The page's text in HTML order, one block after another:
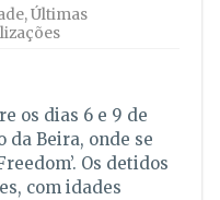
,Últimas
os dias 6 e 9 de
da Beira, onde se
Os detidos
com idades